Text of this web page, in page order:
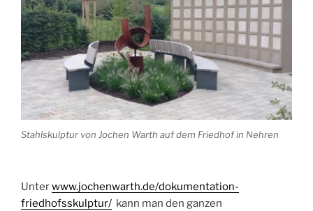
Stahlskulptur von Jochen Warth auf dem Friedhof in Nehren
Unterwww.jochenwarth.de/dokumentation-
friedhofsskulptur/ kann man den ganzen